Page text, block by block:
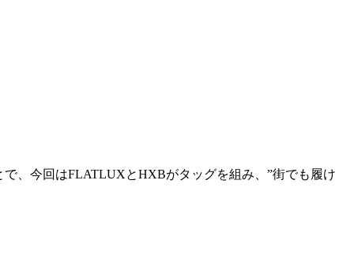
、今回はFLATLUXとHXBがタッグを組み、”街でも履け